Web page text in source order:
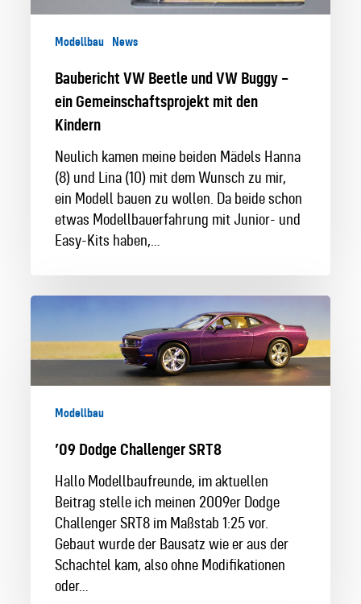
mit
Modellbau News
Baubericht VW Beetle und VW Buggy –
ein Gemeinschaftsprojekt mit den
Kindern
Neulich kamen meine beiden Mädels Hanna
(8) und Lina (10) mit dem Wunsch zu mir,
ein Modell bauen zu wollen. Da beide schon
etwas Modellbauerfahrung mit Junior- und
Easy-Kits haben,…
’09
Challenger
Modellbau
’09 Dodge Challenger SRT8
Hallo Modellbaufreunde, im aktuellen
Beitrag stelle ich meinen 2009er Dodge
Challenger SRT8 im Maßstab 1:25 vor.
Gebaut wurde der Bausatz wie er aus der
Schachtel kam, also ohne Modifikationen
oder…